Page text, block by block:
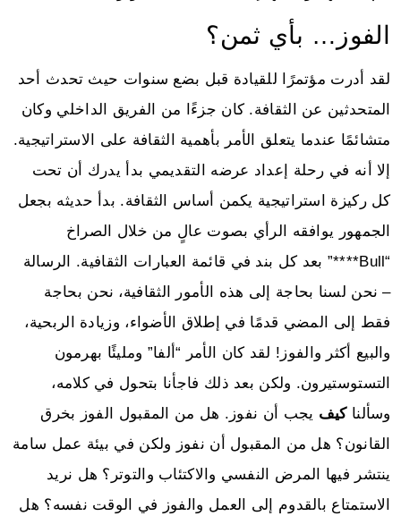
الفوز… بأي ثمن؟
لقد أدرت مؤتمرًا للقيادة قبل بضع سنوات حيث تحدث أحد
المتحدثين عن الثقافة. كان جزءًا من الفريق الداخلي وكان
متشائمًا عندما يتعلق الأمر بأهمية الثقافة على الاستراتيجية.
إلا أنه في رحلة إعداد عرضه التقديمي بدأ يدرك أن تحت
كل ركيزة استراتيجية يكمن أساس الثقافة. بدأ حديثه بجعل
الجمهور يوافقه الرأي بصوت عالٍ من خلال الصراخ
“Bull****” بعد كل بند في قائمة العبارات الثقافية. الرسالة
– نحن لسنا بحاجة إلى هذه الأمور الثقافية، نحن بحاجة
فقط إلى المضي قدمًا في إطلاق الأضواء، وزيادة الربحية،
والبيع أكثر والفوز! لقد كان الأمر “ألفا” ومليئًا بهرمون
التستوستيرون. ولكن بعد ذلك فاجأنا بتحول في كلامه،
وسألنا كيفيجب أن نفوز. هل من المقبول الفوز بخرق
القانون؟ هل من المقبول أن نفوز ولكن في بيئة عمل سامة
ينتشر فيها المرض النفسي والاكتئاب والتوتر؟ هل نريد
الاستمتاع بالقدوم إلى العمل والفوز في الوقت نفسه؟ هل